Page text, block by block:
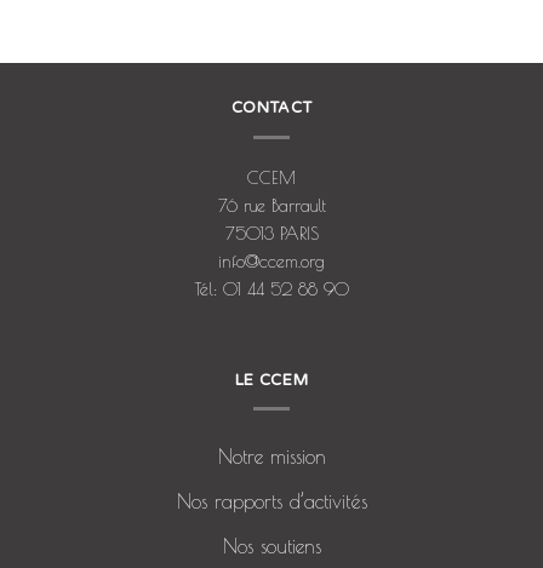
CONTACT
CCEM
76 rue Barrault
75013 PARIS
info@ccem.org
Tél: 01 44 52 88 90
LE CCEM
Notre mission
Nos rapports d’activités
Nos soutiens